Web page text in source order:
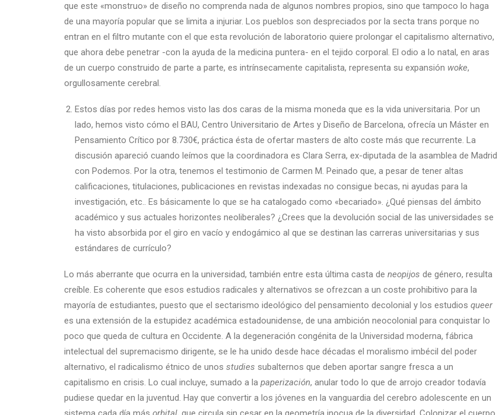
que este «monstruo» de diseño no comprenda nada de algunos nombres propios, sino que tampoco lo haga
de una mayoría popular que se limita a injuriar. Los pueblos son despreciados por la secta trans porque no
entran en el filtro mutante con el que esta revolución de laboratorio quiere prolongar el capitalismo alternativo,
que ahora debe penetrar -con la ayuda de la medicina puntera- en el tejido corporal. El odio a lo natal, en aras
de un cuerpo construido de parte a parte, es intrínsecamente capitalista, representa su expansión woke,
orgullosamente cerebral.
Estos días por redes hemos visto las dos caras de la misma moneda que es la vida universitaria. Por un
lado, hemos visto cómo el BAU, Centro Universitario de Artes y Diseño de Barcelona, ofrecía un Máster en
Pensamiento Crítico por 8.730€, práctica ésta de ofertar masters de alto coste más que recurrente. La
discusión apareció cuando leímos que la coordinadora es Clara Serra, ex-diputada de la asamblea de Madrid
con Podemos. Por la otra, tenemos el testimonio de Carmen M. Peinado que, a pesar de tener altas
calificaciones, titulaciones, publicaciones en revistas indexadas no consigue becas, ni ayudas para la
investigación, etc.. Es básicamente lo que se ha catalogado como «becariado». ¿Qué piensas del ámbito
académico y sus actuales horizontes neoliberales? ¿Crees que la devolución social de las universidades se
ha visto absorbida por el giro en vacío y endogámico al que se destinan las carreras universitarias y sus
estándares de currículo?
Lo más aberrante que ocurra en la universidad, también entre esta última casta de neopijos de género, resulta
creíble. Es coherente que esos estudios radicales y alternativos se ofrezcan a un coste prohibitivo para la
mayoría de estudiantes, puesto que el sectarismo ideológico del pensamiento decolonial y los estudios queer
es una extensión de la estupidez académica estadounidense, de una ambición neocolonial para conquistar lo
poco que queda de cultura en Occidente. A la degeneración congénita de la Universidad moderna, fábrica
intelectual del supremacismo dirigente, se le ha unido desde hace décadas el moralismo imbécil del poder
alternativo, el radicalismo étnico de unos studies subalternos que deben aportar sangre fresca a un
capitalismo en crisis. Lo cual incluye, sumado a la paperización, anular todo lo que de arrojo creador todavía
pudiese quedar en la juventud. Hay que convertir a los jóvenes en la vanguardia del cerebro adolescente en un